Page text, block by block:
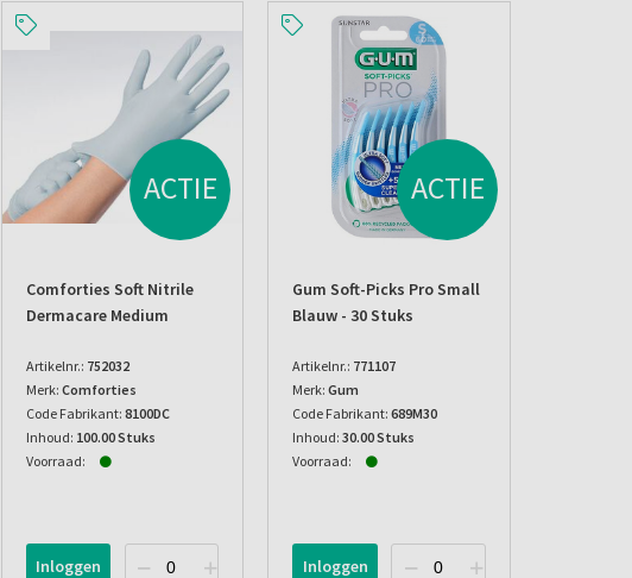
ACTIE
Comforties Soft Nitrile
Dermacare Medium
Artikelnr.: 752032
Merk: Comforties
Code Fabrikant: 8100DC
Inhoud: 100.00 Stuks
Voorraad:
Inloggen
ACTIE
Gum Soft-Picks Pro Small
Blauw - 30 Stuks
Artikelnr.: 771107
Merk: Gum
Code Fabrikant: 689M30
Inhoud: 30.00 Stuks
Voorraad:
Inloggen